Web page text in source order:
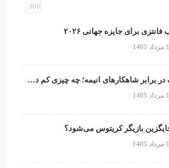
سولو لولینگ در برابر شاهکارهای انیمه؛ چه چیزی کم دارد؟
جایگزین بازیگر کریتوس می‌شود؟